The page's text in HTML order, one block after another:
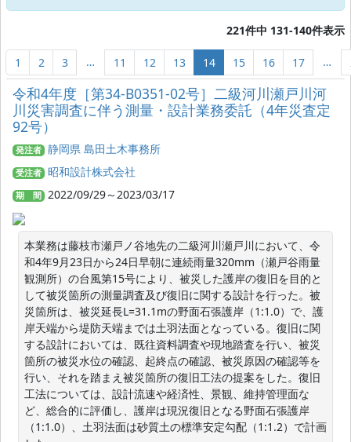
221件中 131-140件表示
1 2 3 … 11 12 13 14 15 16 17 …
令和4年度［第34-B0351-02号］二級河川瀬戸川河
川災害調査に伴う測量・設計業務委託（4年災査定
92号）
発注者 静岡県 島田土木事務所
受注者 昭和設計株式会社
期 間 2022/09/29～2023/03/17
本業務は藤枝市瀬戸ノ谷地先の二級河川瀬戸川において、令
和4年9月23日から24日早朝に連続雨量320mm（瀬戸谷雨量
観測所）の台風第15号により、被災した護岸の復旧を目的と
して被災箇所の測量調査及び復旧に関する設計を行った。被
災箇所は、被災延長L=31.1mの野面石張護岸（1:1.0）で、護
岸天端から堤防天端までは土羽法面となっている。復旧に関
する設計においては、既往資料調査や現地踏査を行い、被災
箇所の被災水位の確認、起終点の確認、被災原因の確認等を
行い、それを踏まえ被災箇所の復旧工法の提案をした。復旧
工法については、設計流速や経済性、景観、維持管理面な
ど、総合的に評価し、護岸は現況復旧となる野面石張護岸
（1:1.0）、土羽法面は砂質土の標準安定勾配（1:1.2）で計画